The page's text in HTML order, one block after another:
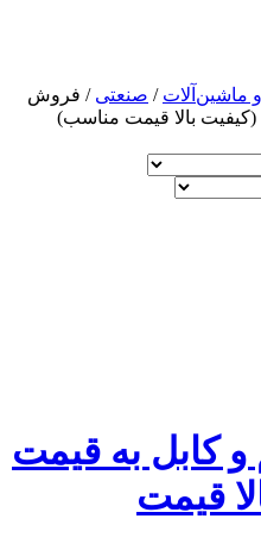
ماشین‌آلات/ صنعتی / فروش
(کیفیت بالا قیمت مناسب)
کابل به قیمت
قیمت